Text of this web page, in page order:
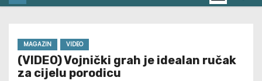
MAGAZIN VIDEO
(VIDEO) Vojnički grah je idealan ručak
za cijelu porodicu